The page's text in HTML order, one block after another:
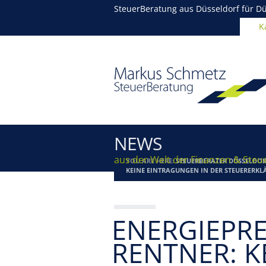
SteuerBeratung aus Düsseldorf für
NEWS
aus der Welt der Finanzen &
YOU ARE HERE:STEUERBERATER
KEINE EINTRAGUNGEN IN DER
RENTNER: